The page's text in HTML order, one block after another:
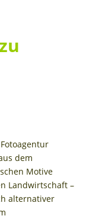
dem
Motive
Landwirtschaft –
alternativer